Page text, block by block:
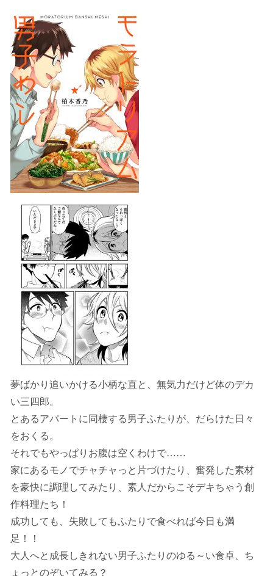
夢ばかり追いかける小柄な直と、無気力だけど体のデカ
い三四郎。
とあるアパートに同棲する男子ふたりが、だらけた日々
をおくる。
それでもやっぱりお腹は空くわけで……
家にあるモノでチャチャっと片づけたり、奮発した素材
を豪快に調理してみたり、素人だからこそデキちゃう創
作料理たち！
成功しても、失敗してもふたりで食べれば今日も満
足！！
大人へと成長しきれない男子ふたりのゆる～い食卓、ち
ょっとのぞいてみる？